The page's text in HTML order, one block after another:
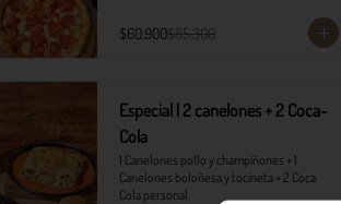
$60.900$85.300
Especial | 2 canelones + 2 Coca-
Cola
1 Canelones pollo y champiñones + 1
Canelones boloñesa y tocineta + 2 Coca
Cola personal.